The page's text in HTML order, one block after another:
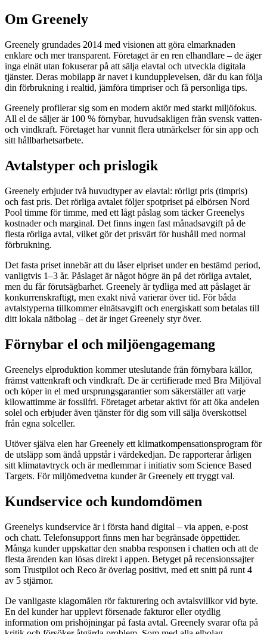
Om Greenely
Greenely grundades 2014 med visionen att göra elmarknaden
enklare och mer transparent. Företaget är en ren elhandlare – de äger
inga elnät utan fokuserar på att sälja elavtal och utveckla digitala
tjänster. Deras mobilapp är navet i kundupplevelsen, där du kan följa
din förbrukning i realtid, jämföra timpriser och få personliga tips.
Greenely profilerar sig som en modern aktör med starkt miljöfokus.
All el de säljer är 100 % förnybar, huvudsakligen från svensk vatten-
och vindkraft. Företaget har vunnit flera utmärkelser för sin app och
sitt hållbarhetsarbete.
Avtalstyper och prislogik
Greenely erbjuder två huvudtyper av elavtal: rörligt pris (timpris)
och fast pris. Det rörliga avtalet följer spotpriset på elbörsen Nord
Pool timme för timme, med ett lågt påslag som täcker Greenelys
kostnader och marginal. Det finns ingen fast månadsavgift på de
flesta rörliga avtal, vilket gör det prisvärt för hushåll med normal
förbrukning.
Det fasta priset innebär att du låser elpriset under en bestämd period,
vanligtvis 1–3 år. Påslaget är något högre än på det rörliga avtalet,
men du får förutsägbarhet. Greenely är tydliga med att påslaget är
konkurrenskraftigt, men exakt nivå varierar över tid. För båda
avtalstyperna tillkommer elnätsavgift och energiskatt som betalas till
ditt lokala nätbolag – det är inget Greenely styr över.
Förnybar el och miljöengagemang
Greenelys elproduktion kommer uteslutande från förnybara källor,
främst vattenkraft och vindkraft. De är certifierade med Bra Miljöval
och köper in el med ursprungsgarantier som säkerställer att varje
kilowattimme är fossilfri. Företaget arbetar aktivt för att öka andelen
solel och erbjuder även tjänster för dig som vill sälja överskottsel
från egna solceller.
Utöver själva elen har Greenely ett klimatkompensationsprogram för
de utsläpp som ändå uppstår i värdekedjan. De rapporterar årligen
sitt klimatavtryck och är medlemmar i initiativ som Science Based
Targets. För miljömedvetna kunder är Greenely ett tryggt val.
Kundservice och kundomdömen
Greenelys kundservice är i första hand digital – via appen, e-post
och chatt. Telefonsupport finns men har begränsade öppettider.
Många kunder uppskattar den snabba responsen i chatten och att de
flesta ärenden kan lösas direkt i appen. Betyget på recensionssajter
som Trustpilot och Reco är överlag positivt, med ett snitt på runt 4
av 5 stjärnor.
De vanligaste klagomålen rör fakturering och avtalsvillkor vid byte.
En del kunder har upplevt försenade fakturor eller otydlig
information om prishöjningar på fasta avtal. Greenely svarar ofta på